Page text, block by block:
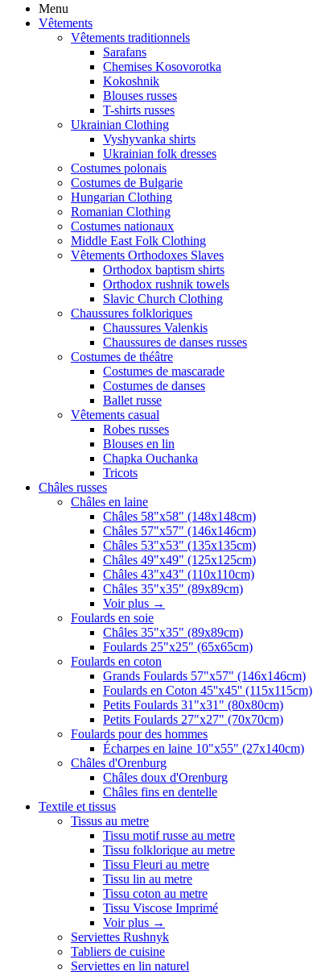
Menu
Vêtements
Vêtements traditionnels
Sarafans
Chemises Kosovorotka
Kokoshnik
Blouses russes
T-shirts russes
Ukrainian Clothing
Vyshyvanka shirts
Ukrainian folk dresses
Costumes polonais
Costumes de Bulgarie
Hungarian Clothing
Romanian Clothing
Costumes nationaux
Middle East Folk Clothing
Vêtements Orthodoxes Slaves
Orthodox baptism shirts
Orthodox rushnik towels
Slavic Church Clothing
Chaussures folkloriques
Chaussures Valenkis
Chaussures de danses russes
Costumes de théâtre
Costumes de mascarade
Costumes de danses
Ballet russe
Vêtements casual
Robes russes
Blouses en lin
Chapka Ouchanka
Tricots
Châles russes
Châles en laine
Châles 58"x58" (148x148cm)
Châles 57"x57" (146x146cm)
Châles 53"x53" (135x135cm)
Châles 49"x49" (125x125cm)
Châles 43"x43" (110x110cm)
Châles 35"x35" (89x89cm)
Voir plus →
Foulards en soie
Châles 35"x35" (89x89cm)
Foulards 25"x25" (65x65cm)
Foulards en coton
Grands Foulards 57"x57" (146x146cm)
Foulards en Coton 45''x45'' (115x115cm)
Petits Foulards 31"x31" (80x80cm)
Petits Foulards 27"x27" (70x70cm)
Foulards pour des hommes
Écharpes en laine 10"x55" (27x140cm)
Châles d'Orenburg
Châles doux d'Orenburg
Châles fins en dentelle
Textile et tissus
Tissus au metre
Tissu motif russe au metre
Tissu folklorique au metre
Tissu Fleuri au metre
Tissu lin au metre
Tissu coton au metre
Tissu Viscose Imprimé
Voir plus →
Serviettes Rushnyk
Tabliers de cuisine
Serviettes en lin naturel